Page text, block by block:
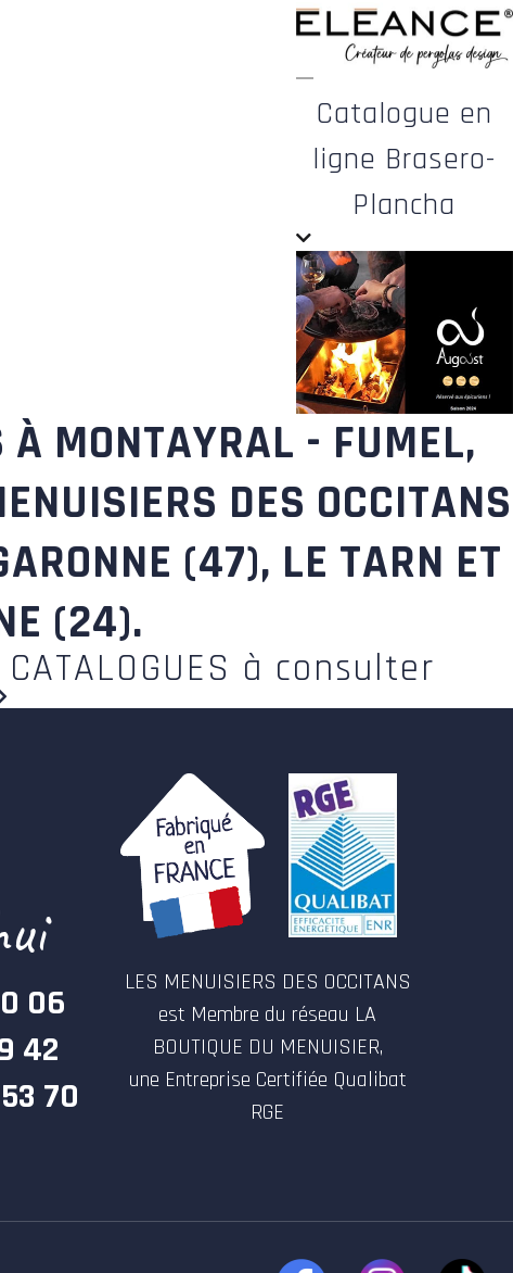
Catalogue en
ligne Brasero-
Plancha
À MONTAYRAL - FUMEL,
DES OCCITANS
(47), LE TARN ET
(24).
à consulter
06
42
70
LES MENUISIERS DES OCCITANS
est Membre du réseau LA
BOUTIQUE DU MENUISIER,
une Entreprise Certifiée Qualibat
RGE